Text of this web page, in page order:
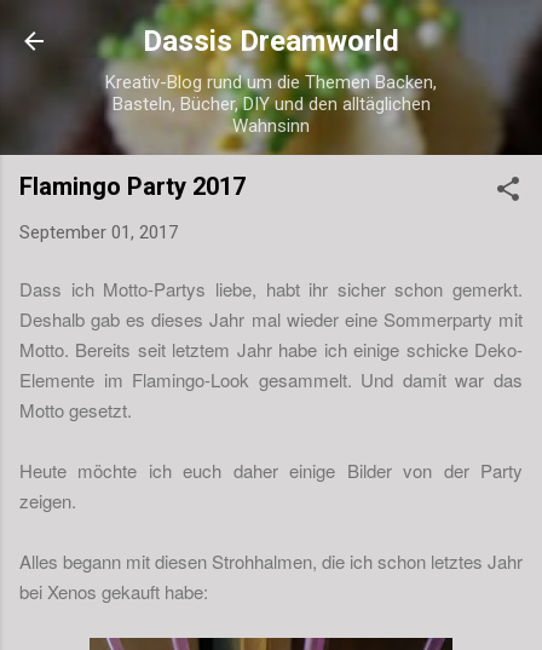
Direkt zum Hauptbereich
Dassis Dreamworld
Kreativ-Blog rund um die Themen Backen,
Basteln, Bücher, DIY und den alltäglichen
Wahnsinn
Flamingo Party 2017
September 01, 2017
Dass ich Motto-Partys liebe, habt ihr sicher schon gemerkt.
Deshalb gab es dieses Jahr mal wieder eine Sommerparty mit
Motto. Bereits seit letztem Jahr habe ich einige schicke Deko-
Elemente im Flamingo-Look gesammelt. Und damit war das
Motto gesetzt.
Heute möchte ich euch daher einige Bilder von der Party
zeigen.
Alles begann mit diesen Strohhalmen, die ich schon letztes Jahr
bei Xenos gekauft habe: